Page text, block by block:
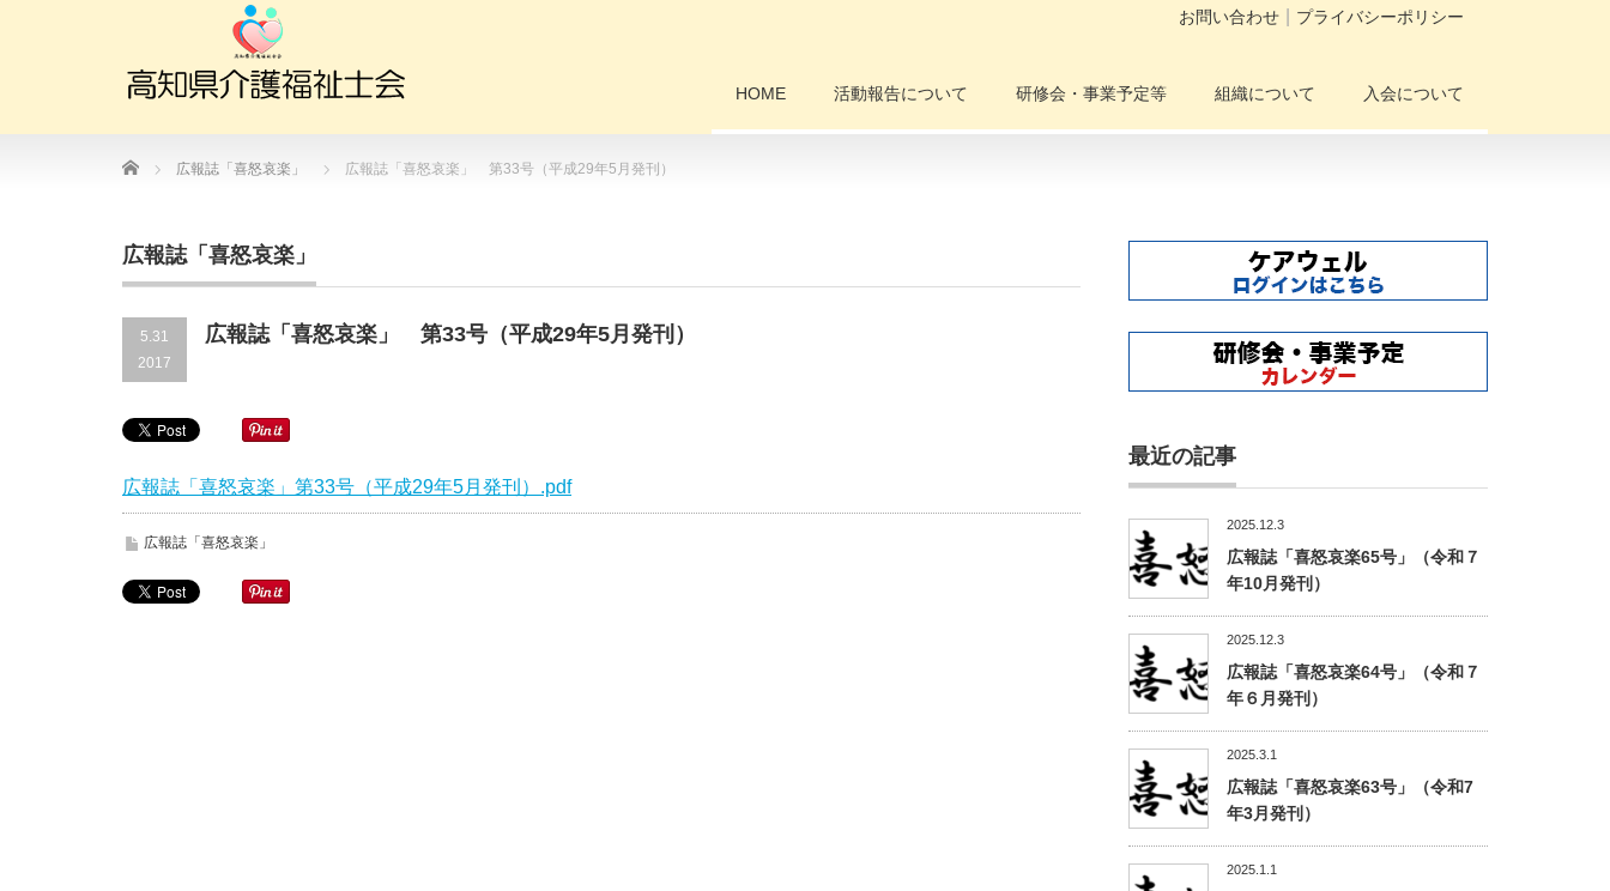
お問い合わせ プライバシーポリシー
HOME 活動報告について 研修会・事業予定等 組織について 入会について
Home 広報誌「喜怒哀楽」 広報誌「喜怒哀楽」 第33号（平成29年5月発刊）
広報誌「喜怒哀楽」
5.31
2017
広報誌「喜怒哀楽」 第33号（平成29年5月発刊）
広報誌「喜怒哀楽」第33号（平成29年5月発刊）.pdf
広報誌「喜怒哀楽」
最近の記事
2025.12.3
広報誌「喜怒哀楽65号」（令和７
年10月発刊）
2025.12.3
広報誌「喜怒哀楽64号」（令和７
年６月発刊）
2025.3.1
広報誌「喜怒哀楽63号」（令和7
年3月発刊）
2025.1.1